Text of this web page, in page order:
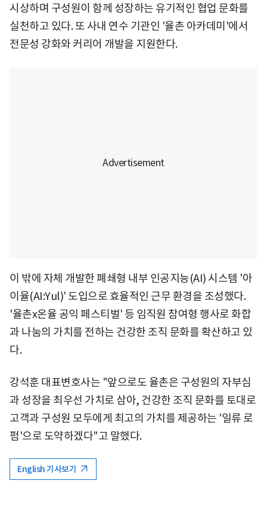
시상하며 구성원이 함께 성장하는 유기적인 협업 문화를
실천하고 있다. 또 사내 연수 기관인 '율촌 아카데미'에서
전문성 강화와 커리어 개발을 지원한다.
이 밖에 자체 개발한 폐쇄형 내부 인공지능(AI) 시스템 '아
이율(AI:Yul)' 도입으로 효율적인 근무 환경을 조성했다.
'율촌x온율 공익 페스티벌' 등 임직원 참여형 행사로 화합
과 나눔의 가치를 전하는 건강한 조직 문화를 확산하고 있
다.
강석훈 대표변호사는 "앞으로도 율촌은 구성원의 자부심
과 성장을 최우선 가치로 삼아, 건강한 조직 문화를 토대로
고객과 구성원 모두에게 최고의 가치를 제공하는 '일류 로
펌'으로 도약하겠다"고 말했다.
English 기사보기